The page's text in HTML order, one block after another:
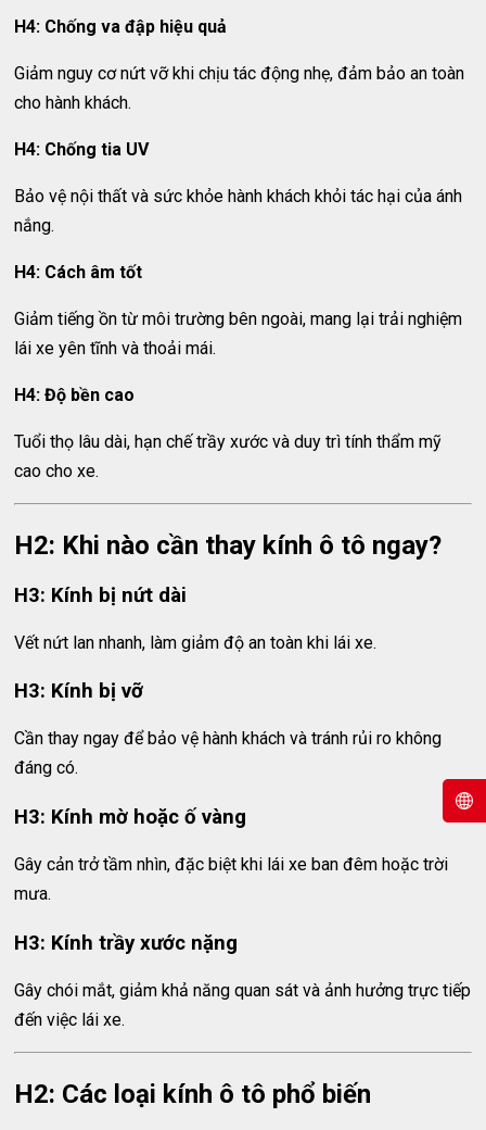
H4: Chống va đập hiệu quả
Giảm nguy cơ nứt vỡ khi chịu tác động nhẹ, đảm bảo an toàn
cho hành khách.
H4: Chống tia UV
Bảo vệ nội thất và sức khỏe hành khách khỏi tác hại của ánh
nắng.
H4: Cách âm tốt
Giảm tiếng ồn từ môi trường bên ngoài, mang lại trải nghiệm
lái xe yên tĩnh và thoải mái.
H4: Độ bền cao
Tuổi thọ lâu dài, hạn chế trầy xước và duy trì tính thẩm mỹ
cao cho xe.
H2: Khi nào cần thay kính ô tô ngay?
H3: Kính bị nứt dài
Vết nứt lan nhanh, làm giảm độ an toàn khi lái xe.
H3: Kính bị vỡ
Cần thay ngay để bảo vệ hành khách và tránh rủi ro không
đáng có.
H3: Kính mờ hoặc ố vàng
Gây cản trở tầm nhìn, đặc biệt khi lái xe ban đêm hoặc trời
mưa.
H3: Kính trầy xước nặng
Gây chói mắt, giảm khả năng quan sát và ảnh hưởng trực tiếp
đến việc lái xe.
H2: Các loại kính ô tô phổ biến